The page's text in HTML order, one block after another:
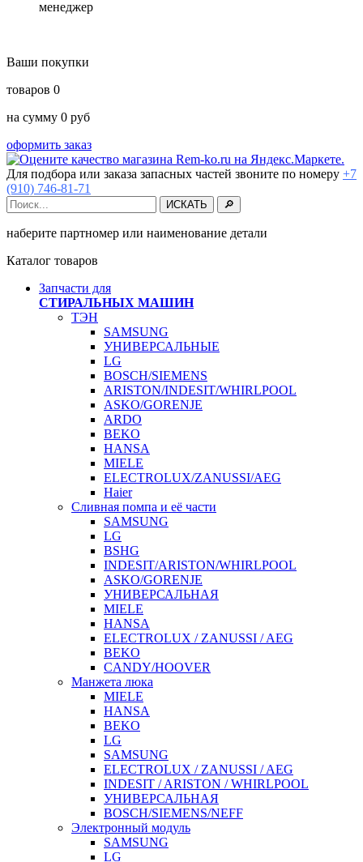
менеджер
Ваши покупки
товаров 0
на сумму 0 руб
оформить заказ
Для подбора или заказа запасных частей звоните по номеру +7
(910) 746-81-71
наберите партномер или наименование детали
Каталог товаров
Запчасти для
СТИРАЛЬНЫХ МАШИН
ТЭН
SAMSUNG
УНИВЕРСАЛЬНЫЕ
LG
BOSCH/SIEMENS
ARISTON/INDESIT/WHIRLPOOL
ASKO/GORENJE
ARDO
BEKO
HANSA
MIELE
ELECTROLUX/ZANUSSI/AEG
Haier
Сливная помпа и её части
SAMSUNG
LG
BSHG
INDESIT/ARISTON/WHIRLPOOL
ASKO/GORENJE
УНИВЕРСАЛЬНАЯ
MIELE
HANSA
ELECTROLUX / ZANUSSI / AEG
BEKO
CANDY/HOOVER
Манжета люка
MIELE
HANSA
BEKO
LG
SAMSUNG
ELECTROLUX / ZANUSSI / AEG
INDESIT / ARISTON / WHIRLPOOL
УНИВЕРСАЛЬНАЯ
BOSCH/SIEMENS/NEFF
Электронный модуль
SAMSUNG
LG